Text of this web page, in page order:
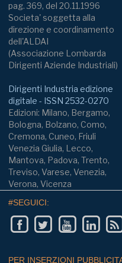
pag. 369, del 20.11.1996
Societa' soggetta alla
direzione e coordinamento
dell'ALDAI
(Associazione Lombarda
Dirigenti Aziende Industriali)
Dirigenti Industria edizione
digitale - ISSN 2532-0270
Edizioni: Milano, Bergamo,
Bologna, Bolzano, Como,
Cremona, Cuneo, Friuli
Venezia Giulia, Lecco,
Mantova, Padova, Trento,
Treviso, Varese, Venezia,
Verona, Vicenza
#SEGUICI:
PER INSERZIONI